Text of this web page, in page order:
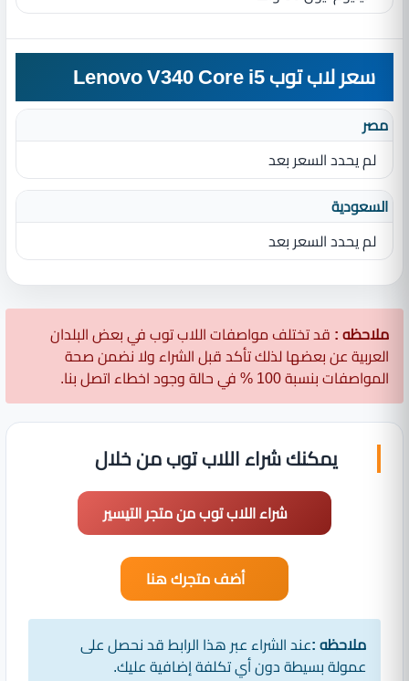
سعر لاب توب Lenovo V340 Core i5
مصر
لم يحدد السعر بعد
السعودية
لم يحدد السعر بعد
ملاحظه : قد تختلف مواصفات اللاب توب في بعض البلدان
العربية عن بعضها لذلك تأكد قبل الشراء ولا نضمن صحة
المواصفات بنسبة 100 % في حالة وجود اخطاء اتصل بنا.
يمكنك شراء اللاب توب من خلال
شراء اللاب توب من متجر التيسير
أضف متجرك هنا
ملاحظه :عند الشراء عبر هذا الرابط قد نحصل على
عمولة بسيطة دون أي تكلفة إضافية عليك.